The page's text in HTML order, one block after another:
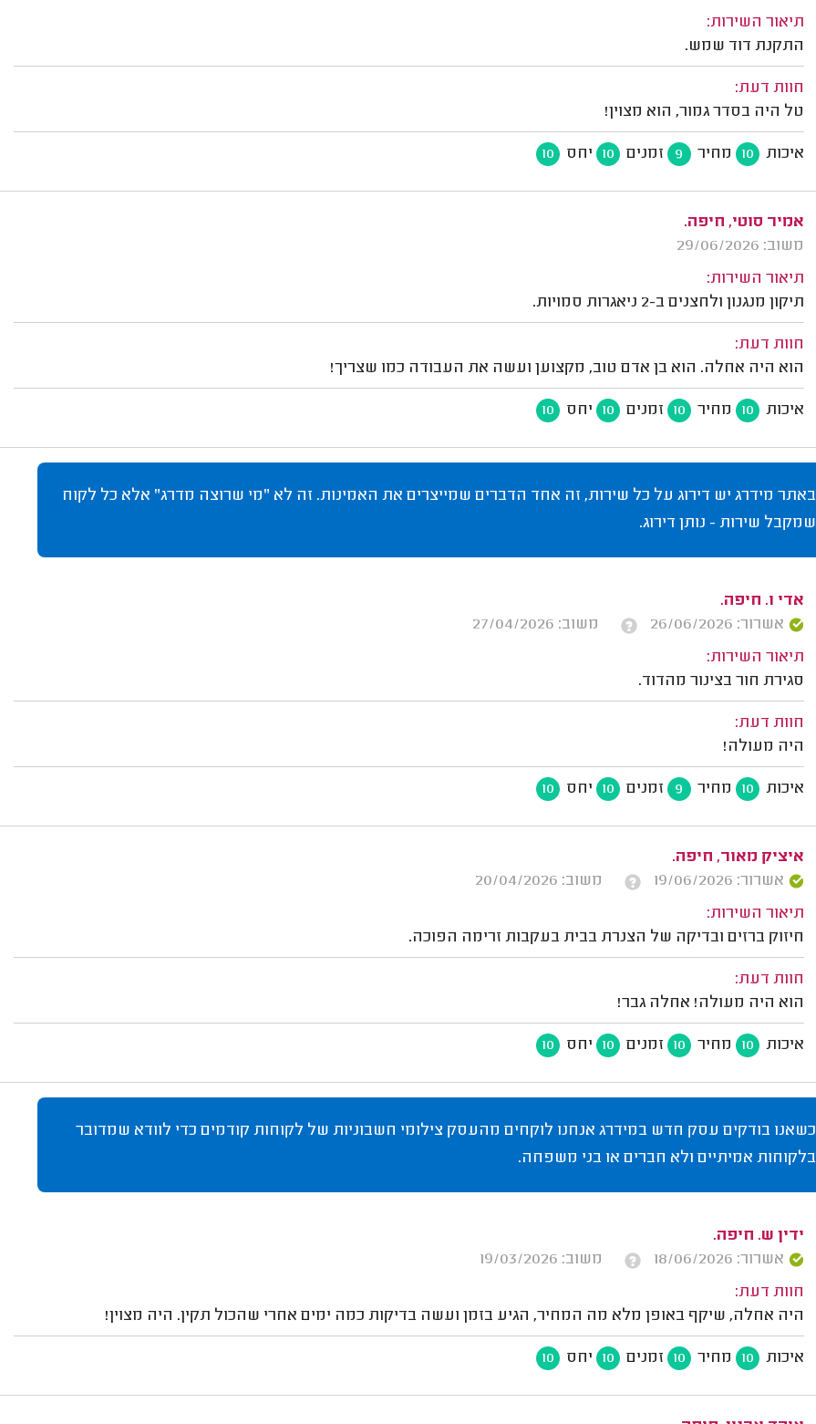
תיאור השירות:
התקנת דוד שמש.
חוות דעת:
טל היה בסדר גמור, הוא מצוין!
איכות 10 מחיר 9 זמנים 10 יחס 10
אמיר סוטי, חיפה.
משוב: 29/06/2026
תיאור השירות:
תיקון מנגנון ולחצנים ב-2 ניאגרות סמויות.
חוות דעת:
הוא היה אחלה. הוא בן אדם טוב, מקצוען ועשה את העבודה כמו שצריך!
איכות 10 מחיר 10 זמנים 10 יחס 10
באתר מידרג יש דירוג על כל שירות, זה אחד הדברים שמייצרים את האמינות. זה לא "מי שרוצה מדרג" אלא כל לקוח
שמקבל שירות - נותן דירוג.
אדי ו. חיפה.
אשרור: 26/06/2026
משוב: 27/04/2026
תיאור השירות:
סגירת חור בצינור מהדוד.
חוות דעת:
היה מעולה!
איכות 10 מחיר 9 זמנים 10 יחס 10
איציק מאור, חיפה.
אשרור: 19/06/2026
משוב: 20/04/2026
תיאור השירות:
חיזוק ברזים ובדיקה של הצנרת בבית בעקבות זרימה הפוכה.
חוות דעת:
הוא היה מעולה! אחלה גבר!
איכות 10 מחיר 10 זמנים 10 יחס 10
כשאנו בודקים עסק חדש במידרג אנחנו לוקחים מהעסק צילומי חשבוניות של לקוחות קודמים כדי לוודא שמדובר
בלקוחות אמיתיים ולא חברים או בני משפחה.
ידין ש. חיפה.
אשרור: 18/06/2026
משוב: 19/03/2026
חוות דעת:
היה אחלה, שיקף באופן מלא מה המחיר, הגיע בזמן ועשה בדיקות כמה ימים אחרי שהכול תקין. היה מצוין!
איכות 10 מחיר 10 זמנים 10 יחס 10